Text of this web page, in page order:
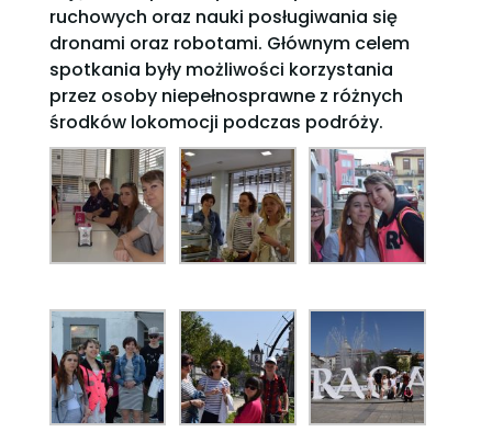
ruchowych oraz nauki posługiwania się
dronami oraz robotami. Głównym celem
spotkania były możliwości korzystania
przez osoby niepełnosprawne z różnych
środków lokomocji podczas podróży.